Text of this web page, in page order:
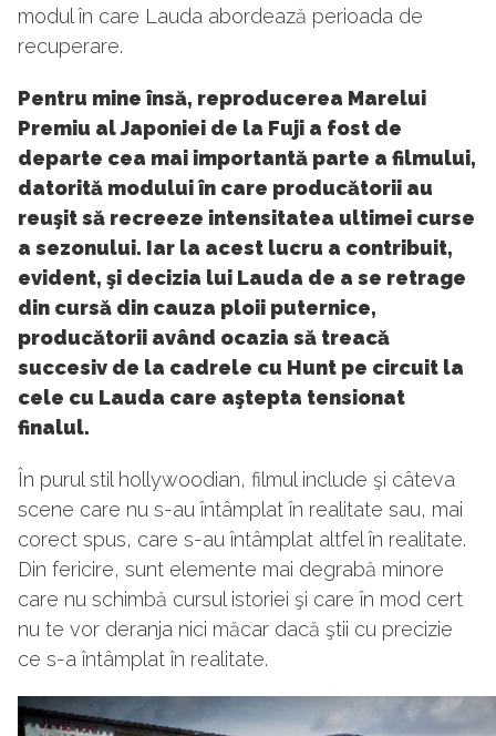
modul în care Lauda abordează perioada de
recuperare.
Pentru mine însă, reproducerea Marelui
Premiu al Japoniei de la Fuji a fost de
departe cea mai importantă parte a filmului,
datorită modului în care producătorii au
reuşit să recreeze intensitatea ultimei curse
a sezonului. Iar la acest lucru a contribuit,
evident, şi decizia lui Lauda de a se retrage
din cursă din cauza ploii puternice,
producătorii având ocazia să treacă
succesiv de la cadrele cu Hunt pe circuit la
cele cu Lauda care aştepta tensionat
finalul.
În purul stil hollywoodian, filmul include şi câteva
scene care nu s-au întâmplat în realitate sau, mai
corect spus, care s-au întâmplat altfel în realitate.
Din fericire, sunt elemente mai degrabă minore
care nu schimbă cursul istoriei şi care în mod cert
nu te vor deranja nici măcar dacă ştii cu precizie
ce s-a întâmplat în realitate.